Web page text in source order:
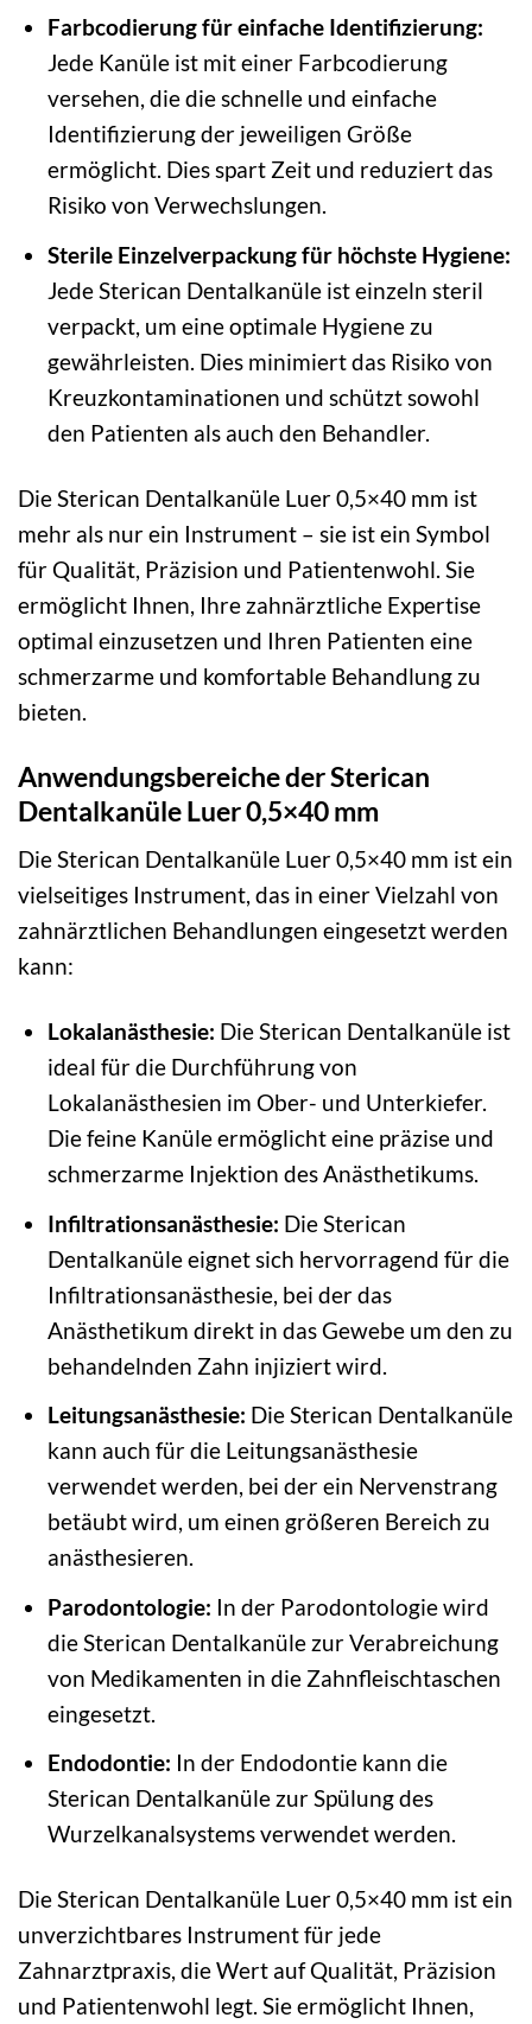
Farbcodierung für einfache Identifizierung:
Jede Kanüle ist mit einer Farbcodierung
versehen, die die schnelle und einfache
Identifizierung der jeweiligen Größe
ermöglicht. Dies spart Zeit und reduziert das
Risiko von Verwechslungen.
Sterile Einzelverpackung für höchste Hygiene:
Jede Sterican Dentalkanüle ist einzeln steril
verpackt, um eine optimale Hygiene zu
gewährleisten. Dies minimiert das Risiko von
Kreuzkontaminationen und schützt sowohl
den Patienten als auch den Behandler.
Die Sterican Dentalkanüle Luer 0,5×40 mm ist
mehr als nur ein Instrument – sie ist ein Symbol
für Qualität, Präzision und Patientenwohl. Sie
ermöglicht Ihnen, Ihre zahnärztliche Expertise
optimal einzusetzen und Ihren Patienten eine
schmerzarme und komfortable Behandlung zu
bieten.
Anwendungsbereiche der Sterican
Dentalkanüle Luer 0,5×40 mm
Die Sterican Dentalkanüle Luer 0,5×40 mm ist ein
vielseitiges Instrument, das in einer Vielzahl von
zahnärztlichen Behandlungen eingesetzt werden
kann:
Lokalanästhesie: Die Sterican Dentalkanüle ist
ideal für die Durchführung von
Lokalanästhesien im Ober- und Unterkiefer.
Die feine Kanüle ermöglicht eine präzise und
schmerzarme Injektion des Anästhetikums.
Infiltrationsanästhesie: Die Sterican
Dentalkanüle eignet sich hervorragend für die
Infiltrationsanästhesie, bei der das
Anästhetikum direkt in das Gewebe um den zu
behandelnden Zahn injiziert wird.
Leitungsanästhesie: Die Sterican Dentalkanüle
kann auch für die Leitungsanästhesie
verwendet werden, bei der ein Nervenstrang
betäubt wird, um einen größeren Bereich zu
anästhesieren.
Parodontologie: In der Parodontologie wird
die Sterican Dentalkanüle zur Verabreichung
von Medikamenten in die Zahnfleischtaschen
eingesetzt.
Endodontie: In der Endodontie kann die
Sterican Dentalkanüle zur Spülung des
Wurzelkanalsystems verwendet werden.
Die Sterican Dentalkanüle Luer 0,5×40 mm ist ein
unverzichtbares Instrument für jede
Zahnarztpraxis, die Wert auf Qualität, Präzision
und Patientenwohl legt. Sie ermöglicht Ihnen,